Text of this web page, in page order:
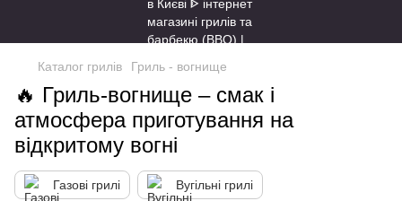
Каталог грилів Гриль - вогнище
🔥 Гриль-вогнище – смак і
атмосфера приготування на
відкритому вогні
Газові грилі Вугільні грилі